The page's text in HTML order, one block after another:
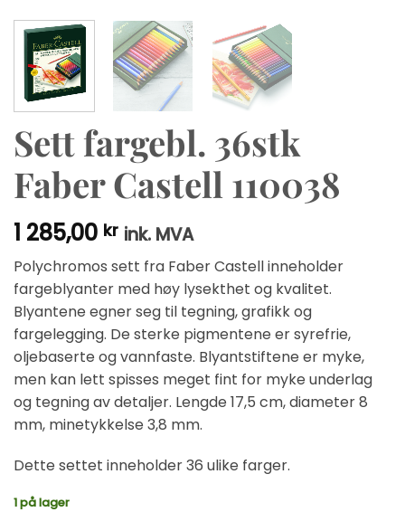
Sett fargebl. 36stk
Faber Castell 110038
1 285,00 kr ink. MVA
Polychromos sett fra Faber Castell inneholder
fargeblyanter med høy lysekthet og kvalitet.
Blyantene egner seg til tegning, grafikk og
fargelegging. De sterke pigmentene er syrefrie,
oljebaserte og vannfaste. Blyantstiftene er myke,
men kan lett spisses meget fint for myke underlag
og tegning av detaljer. Lengde 17,5 cm, diameter 8
mm, minetykkelse 3,8 mm.
Dette settet inneholder 36 ulike farger.
1 på lager